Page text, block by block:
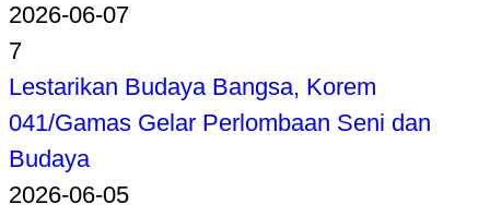
2026-06-07
7
Lestarikan Budaya Bangsa, Korem
041/Gamas Gelar Perlombaan Seni dan
Budaya
2026-06-05